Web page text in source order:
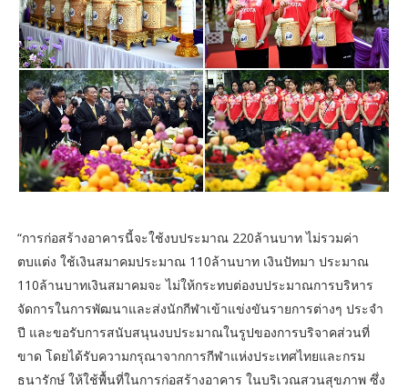
“การก่อสร้างอาคารนี้จะใช้งบประมาณ 220ล้านบาท ไม่รวมค่า
ตบแต่ง ใช้เงินสมาคมประมาณ 110ล้านบาท เงินปัทมา ประมาณ
110ล้านบาทเงินสมาคมจะ ไม่ให้กระทบต่องบประมาณการบริหาร
จัดการในการพัฒนาและส่งนักกีฬาเข้าแข่งขันรายการต่างๆ ประจำ
ปี และขอรับการสนับสนุนงบประมาณในรูปของการบริจาคส่วนที่
ขาด โดยได้รับความกรุณาจากการกีฬาแห่งประเทศไทยและกรม
ธนารักษ์ ให้ใช้พื้นที่ในการก่อสร้างอาคาร ในบริเวณสวนสุขภาพ ซึ่ง